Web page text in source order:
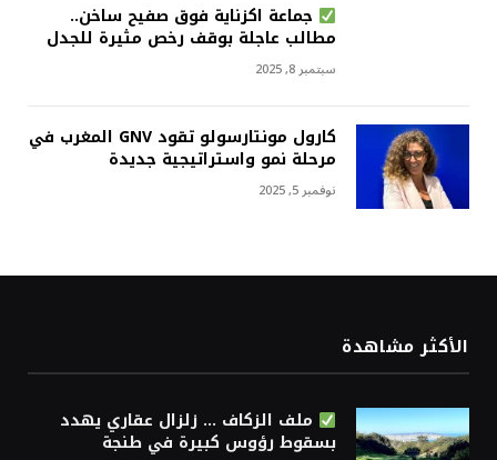
جماعة اكزناية فوق صفيح ساخن..
مطالب عاجلة بوقف رخص مثيرة للجدل
سبتمبر 8, 2025
كارول مونتارسولو تقود GNV المغرب في
مرحلة نمو واستراتيجية جديدة
نوفمبر 5, 2025
الأكثر مشاهدة
ملف الزكاف … زلزال عقاري يهدد
بسقوط رؤوس كبيرة في طنجة